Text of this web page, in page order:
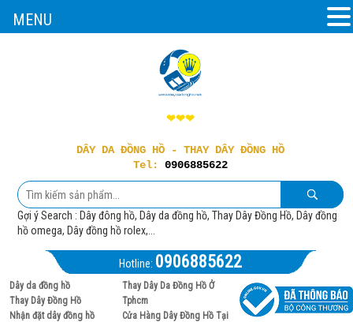
❤❤❤
DÂY DA ĐỒNG HỒ - THAY DÂY ĐỒNG HỒ
Tel: 0906885622
Gợi ý Search : Dây đông hồ, Dây da đồng hồ, Thay Dây Đồng Hồ, Dây đồng
hồ omega, Dây đồng hồ rolex,...
Hotline: 0906885622
Dây da đồng hồ
Thay Dây Đồng Hồ
Nhận đặt dây đồng hồ
Thay Dây Da Đồng Hồ Ở
Tphcm
Cửa Hàng Dây Đồng Hồ Tại
MENU